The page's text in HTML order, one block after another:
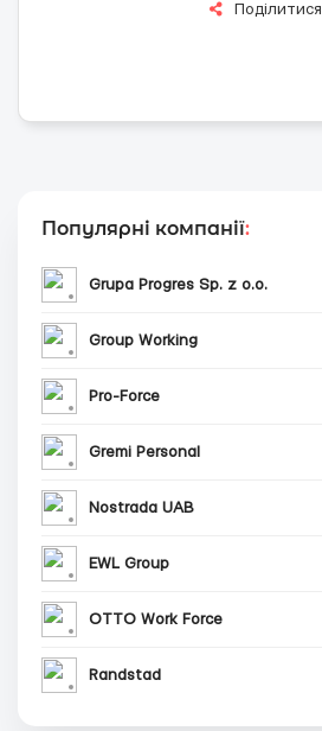
Поділитися
Популярні компанії:
Grupa Progres Sp. z o.o.
Group Working
Pro-Force
Gremi Personal
Nostrada UAB
EWL Group
OTTO Work Force
Randstad